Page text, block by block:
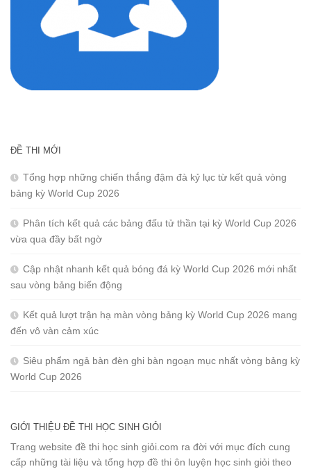
ĐỀ THI MỚI
Tổng hợp những chiến thắng đậm đà kỷ lục từ kết quả vòng
bảng kỳ World Cup 2026
Phân tích kết quả các bảng đấu tử thần tại kỳ World Cup 2026
vừa qua đầy bất ngờ
Cập nhật nhanh kết quả bóng đá kỳ World Cup 2026 mới nhất
sau vòng bảng biến động
Kết quả lượt trận hạ màn vòng bảng kỳ World Cup 2026 mang
đến vô vàn cảm xúc
Siêu phẩm ngả bàn đèn ghi bàn ngoạn mục nhất vòng bảng kỳ
World Cup 2026
GIỚI THIỆU ĐỀ THI HỌC SINH GIỎI
Trang website đề thi học sinh giỏi.com ra đời với mục đích cung
cấp những tài liệu và tổng hợp đề thi ôn luyện học sinh giỏi theo